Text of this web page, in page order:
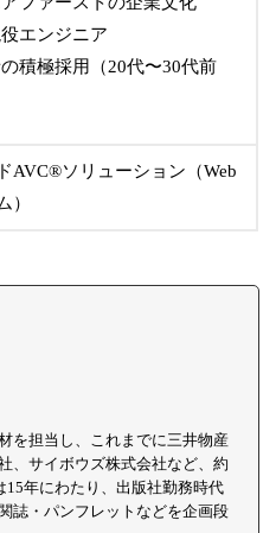
エンジニア
積極採用（20代〜30代前
AVC®ソリューション（Web
）
を担当し、これまでに三井物産
、サイボウズ株式会社など、約
年にわたり、出版社勤務時代
誌・パンフレットなどを企画段